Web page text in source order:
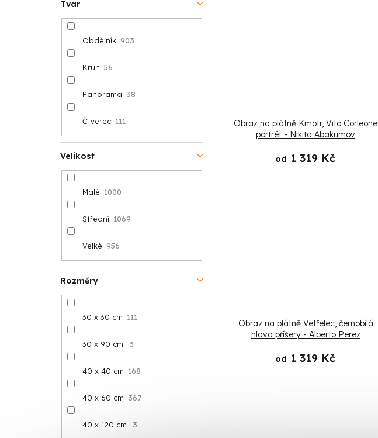
Rozměry
30 x 30 cm 111
30 x 90 cm 3
40 x 40 cm 168
40 x 60 cm 367
40 x 120 cm 3
Tvar
Obdélník 903
Kruh 56
Panorama 38
Čtverec 111
Velikost
Malé 1000
Střední 1069
Velké 956
Obraz na plátně Kmotr, Vito Corleone
portrét - Nikita Abakumov
od 1 319 Kč
Obraz na plátně Vetřelec, černobílá
hlava příšery - Alberto Perez
od 1 319 Kč